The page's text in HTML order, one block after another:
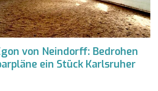
von Neindorff: Bedrohen
ein Stück Karlsruher